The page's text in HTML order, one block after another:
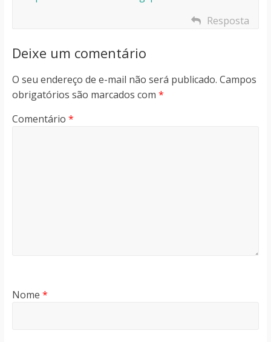
Resposta
Deixe um comentário
O seu endereço de e-mail não será publicado. Campos
obrigatórios são marcados com *
Comentário *
Nome *